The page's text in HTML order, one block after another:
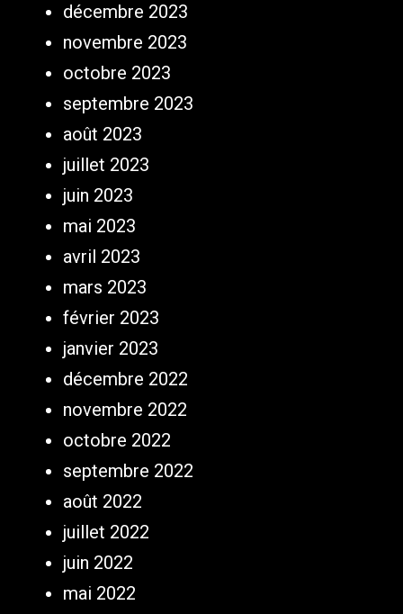
décembre 2023
novembre 2023
octobre 2023
septembre 2023
août 2023
juillet 2023
juin 2023
mai 2023
avril 2023
mars 2023
février 2023
janvier 2023
décembre 2022
novembre 2022
octobre 2022
septembre 2022
août 2022
juillet 2022
juin 2022
mai 2022